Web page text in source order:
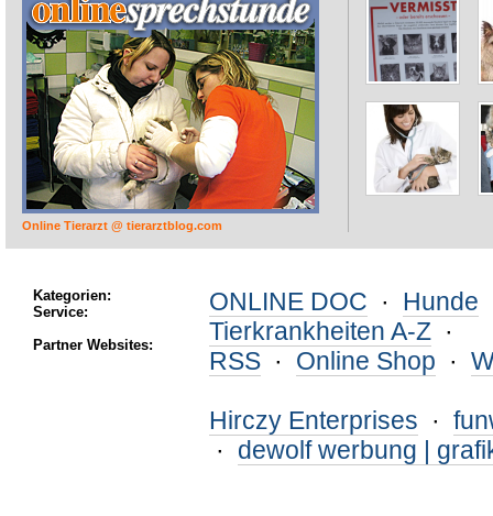
Online Tierarzt @ tierarztblog.com
Kategorien:
Service:
Partner Websites:
ONLINE DOC · Hunde
Tierkrankheiten A-Z ·
RSS · Online Shop ·
Hirczy Enterprises ·
· dewolf werbung |